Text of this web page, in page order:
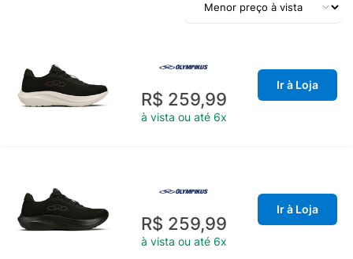
R$ 259,99
à vista ou até 6x
Ir à Loja
R$ 259,99
à vista ou até 6x
Ir à Loja